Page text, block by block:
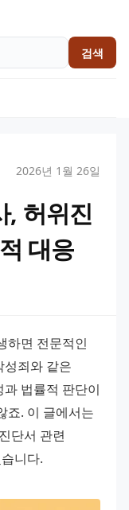
검색
2026년 1월 26일
, 허위진
대응
하면 전문적인
성죄와 같은
법률적 판단이
죠. 이 글에서는
단서 관련
니다.